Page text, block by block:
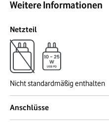
Weitere Informationen
Netzteil
Nicht standardmäßig enthalten
Anschlüsse